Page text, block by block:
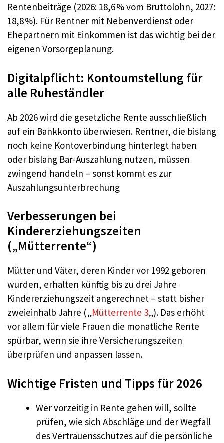
Rentenbeiträge (2026: 18,6 % vom Bruttolohn, 2027:
18,8 %). Für Rentner mit Nebenverdienst oder
Ehepartnern mit Einkommen ist das wichtig bei der
eigenen Vorsorgeplanung.
Digitalpflicht: Kontoumstellung für
alle Ruheständler
Ab 2026 wird die gesetzliche Rente ausschließlich
auf ein Bankkonto überwiesen. Rentner, die bislang
noch keine Kontoverbindung hinterlegt haben
oder bislang Bar-Auszahlung nutzen, müssen
zwingend handeln – sonst kommt es zur
Auszahlungsunterbrechung
Verbesserungen bei
Kindererziehungszeiten
(„Mütterrente“)
Mütter und Väter, deren Kinder vor 1992 geboren
wurden, erhalten künftig bis zu drei Jahre
Kindererziehungszeit angerechnet – statt bisher
zweieinhalb Jahre („Mütterrente 3„). Das erhöht
vor allem für viele Frauen die monatliche Rente
spürbar, wenn sie ihre Versicherungszeiten
überprüfen und anpassen lassen.
Wichtige Fristen und Tipps für 2026
Wer vorzeitig in Rente gehen will, sollte
prüfen, wie sich Abschläge und der Wegfall
des Vertrauensschutzes auf die persönliche